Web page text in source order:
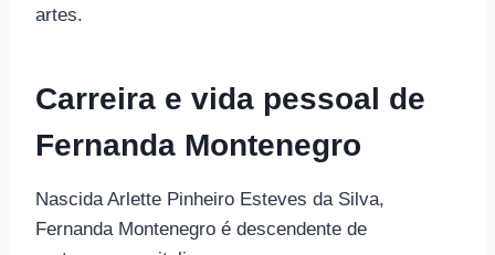
artes.
Carreira e vida pessoal de
Fernanda Montenegro
Nascida Arlette Pinheiro Esteves da Silva,
Fernanda Montenegro é descendente de